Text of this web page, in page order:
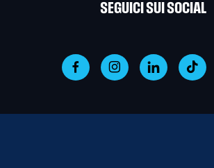
SEGUICI SUI SOCIAL